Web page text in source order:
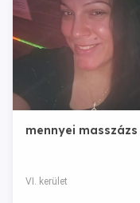
mennyei masszázs
VI. kerület